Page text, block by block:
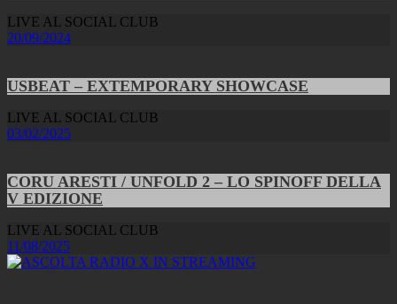
LIVE AL SOCIAL CLUB
20/09/2024
USBEAT – EXTEMPORARY SHOWCASE
LIVE AL SOCIAL CLUB
03/02/2025
CORU ARESTI / UNFOLD 2 – LO SPINOFF DELLA
V EDIZIONE
LIVE AL SOCIAL CLUB
11/08/2025